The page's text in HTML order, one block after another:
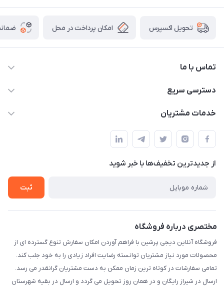
تحویل اکسپرس امکان پرداخت در محل
تماس با ما
09172138137
دسترسی سریع
حساب کاربری
لیست محصولات
درباره ما
خدمات مشتریان
قوانین و مقررات
حریم خصوصی
راهنما
از جدید‌ترین تخفیف‌ها با‌ خبر شوید
ثبت
مختصری درباره فروشگاه
فروشگاه آنلاین دیجی پرشین با فراهم آوردن امکان سفارش تنوع گسترده ای از
محصولات مورد نیاز مشتریان توانسته رضایت افراد زیادی را به خود جلب کند.
تمامی سفارشات در کوتاه ترین زمان ممکن به دست مشتریان گرانقدر می رسد.
ارسال در شیراز رایگان و در همان روز تحویل می گردد و ارسال در بقیه شهرستان